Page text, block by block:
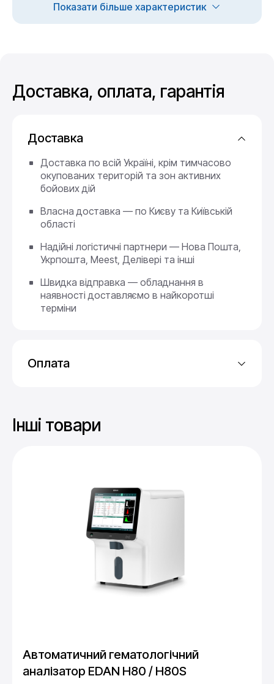
Показати більше характеристик
Доставка, оплата, гарантія
Доставка
Доставка по всій Україні, крім тимчасово
окупованих територій та зон активних
бойових дій
Власна доставка — по Києву та Київській
області
Надійні логістичні партнери — Нова Пошта,
Укрпошта, Meest, Делівері та інші
Швидка відправка — обладнання в
наявності доставляємо в найкоротші
терміни
Оплата
Платежі частинами — від Monobank
(впроваджується)
Інші товари
Автоматичний гематологічний
аналізатор EDAN H80 / H80S